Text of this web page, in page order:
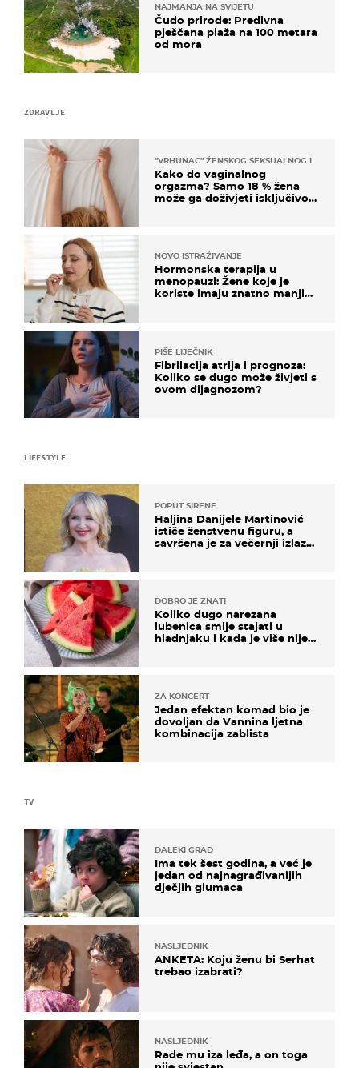
ZDRAVLJE
"VRHUNAC" ŽENSKOG SEKSUALNOG ISKUSTVA
Kako do vaginalnog
orgazma? Samo 18 % žena
može ga doživjeti isključivo
NOVO ISTRAŽIVANJE
Hormonska terapija u
menopauzi: Žene koje je
koriste imaju znatno manji
PIŠE LIJEČNIK
Fibrilacija atrija i prognoza:
Koliko se dugo može živjeti s
ovom dijagnozom?
TV
DALEKI GRAD
Ima tek šest godina, a već je
jedan od najnagrađivanijih
dječjih glumaca
NASLJEDNIK
ANKETA: Koju ženu bi Serhat
trebao izabrati?
NASLJEDNIK
Rade mu iza leđa, a on toga
NAJMANJA NA SVIJETU
Čudo prirode: Predivna
pješčana plaža na 100 metara
od mora
LIFESTYLE
POPUT SIRENE
Haljina Danijele Martinović
ističe ženstvenu figuru, a
savršena je za večernji izlazak
DOBRO JE ZNATI
Koliko dugo narezana
lubenica smije stajati u
hladnjaku i kada je više nije
ZA KONCERT
Jedan efektan komad bio je
dovoljan da Vannina ljetna
kombinacija zablista